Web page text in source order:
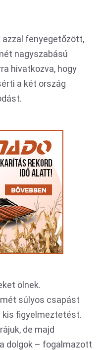
azzal fenyegetőzött,
nagyszabású
hivatkozva, hogy
a két ország
ölnek.
súlyos csapást
kis figyelmeztetést.
de majd
dolgok – fogalmazott